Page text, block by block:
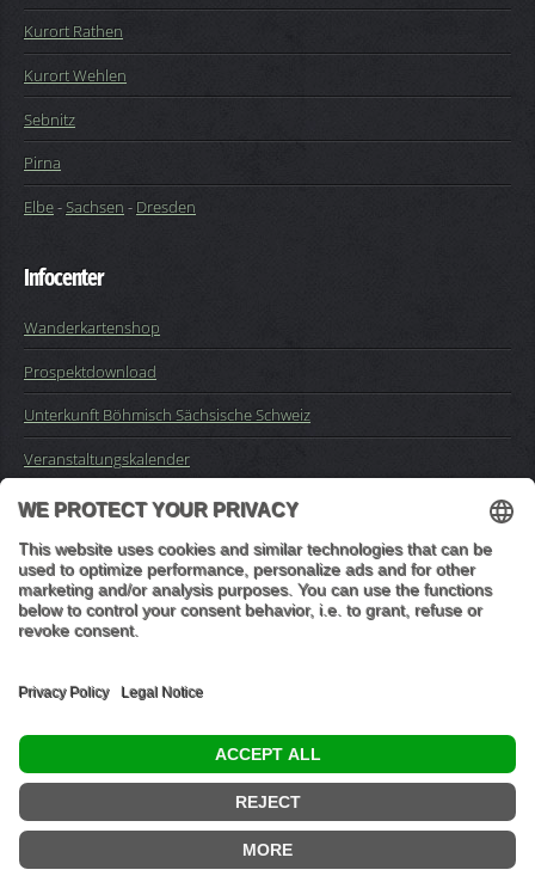
Kurort Rathen
Kurort Wehlen
Sebnitz
Pirna
Elbe-Sachsen - Dresden
Infocenter
Wanderkartenshop
Prospektdownload
Unterkunft Böhmisch Sächsische Schweiz
Veranstaltungskalender
Impressum
Buchungsanfrage
"In den Wäldern sind Dinge, über die nachzudenken man jahrelang
im Moos liegen könnte." (Franz Kafka)
Datenschutzeinstellungen